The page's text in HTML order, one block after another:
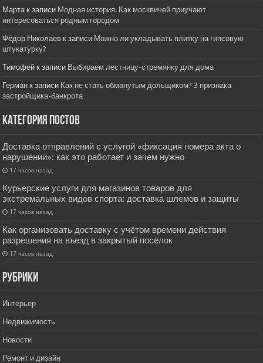
Мартак записи Модная история. Как москвичей приучают
интересоваться родным городом
Фёдор Николаев к записи Можно ли укладывать плитку на гипсовую
штукатурку?
Тимофей к записи Выбираем лестницу-стремянку для дома
Герман к записи Как не стать обманутым дольщиком? 3 признака
застройщика-банкрота
Категория постов
Доставка отправлений с услугой «фиксация номера акта о
нарушении»: как это работает и зачем нужно
17 часов назад
Курьерские услуги для магазинов товаров для
экстремальных видов спорта: доставка шлемов и защиты
17 часов назад
Как организовать доставку с учётом времени действия
разрешения на въезд в закрытый посёлок
17 часов назад
РУбрики
Интерьер
Недвижимость
Новости
Ремонт и дизайн